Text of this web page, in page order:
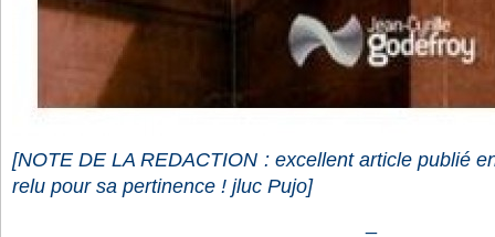
[NOTE DE LA REDACTION : excellent article publié
relu pour sa pertinence ! jluc Pujo]